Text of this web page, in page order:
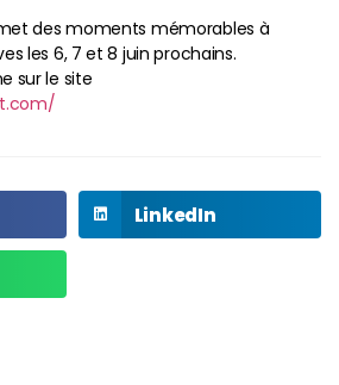
des moments mémorables à
les 6, 7 et 8 juin prochains.
sur le site
LinkedIn